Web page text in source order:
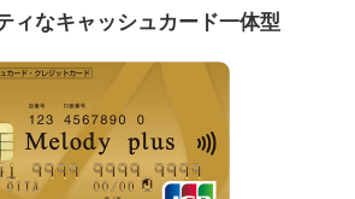
ィなキャッシュカード一体型